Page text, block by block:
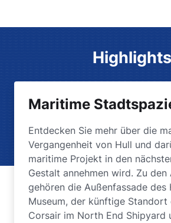
Highlights
Maritime
Entdecken Sie mehr über die
Vergangenheit von Hull und
maritime Projekt in den
Gestalt annehmen wird. Zu
gehören die Außenfassade des
Museum, der künftige
Corsair im North End Shipyard